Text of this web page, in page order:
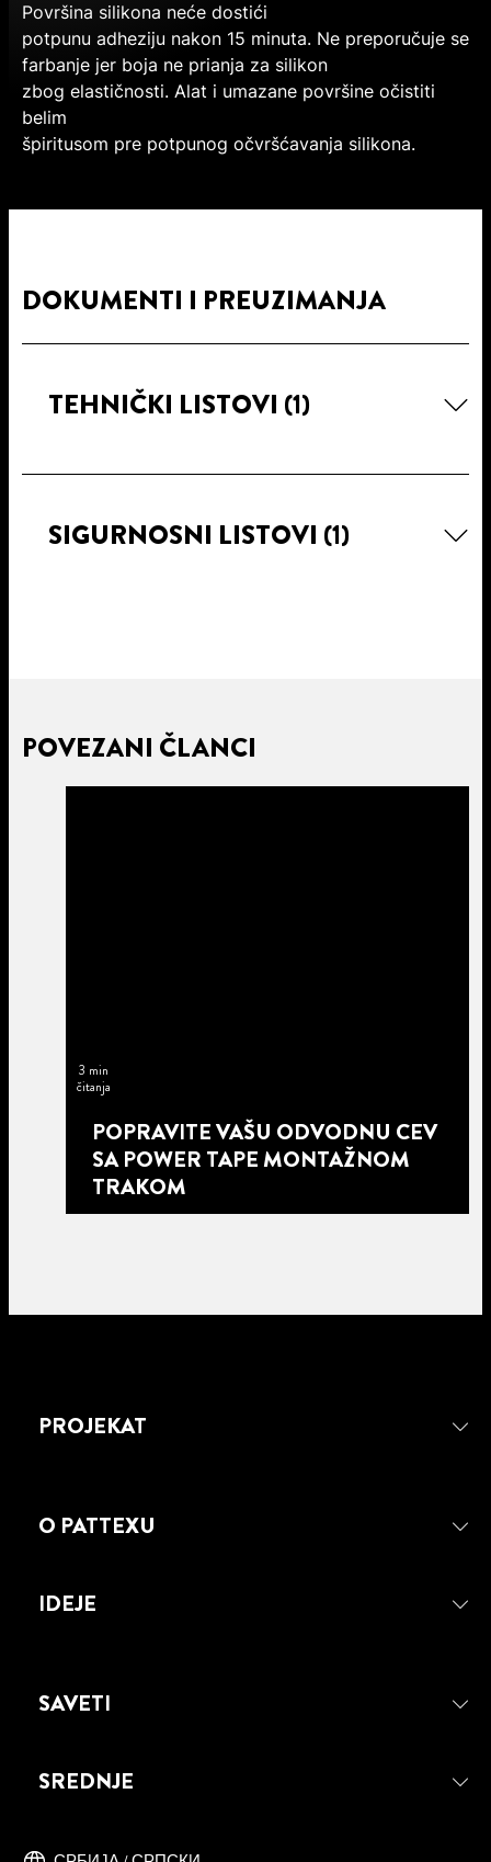
Površina silikona neće dostići
potpunu adheziju nakon 15 minuta. Ne preporučuje se
farbanje jer boja ne prianja za silikon
zbog elastičnosti. Alat i umazane površine očistiti
belim
špiritusom pre potpunog očvršćavanja silikona.
DOKUMENTI I PREUZIMANJA
TEHNIČKI LISTOVI (1)
SIGURNOSNI LISTOVI (1)
POVEZANI ČLANCI
3 min
čitanja
POPRAVITE VAŠU ODVODNU CEV
SA POWER TAPE MONTAŽNOM
TRAKOM
4 min
čitanja
STOLICU SA PATTEX REPAIR
PROJEKAT
O PATTEXU
IDEJE
SAVETI
SREDNJE